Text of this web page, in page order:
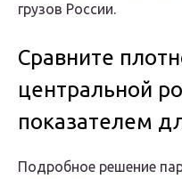
грузов России.
Сравните
центральной
показателем
Подробное решение